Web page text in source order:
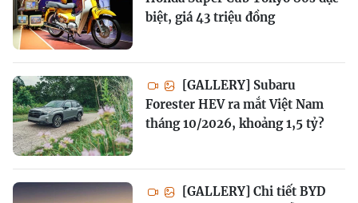
biệt, giá 43 triệu đồng
[GALLERY] Subaru
Forester HEV ra mắt Việt Nam
tháng 10/2026, khoảng 1,5 tỷ?
[GALLERY] Chi tiết BYD